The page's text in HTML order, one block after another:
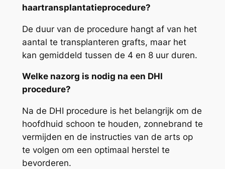
haartransplantatieprocedure?
De duur van de procedure hangt af van het
aantal te transplanteren grafts, maar het
kan gemiddeld tussen de 4 en 8 uur duren.
Welke nazorg is nodig na een DHI
procedure?
Na de DHI procedure is het belangrijk om de
hoofdhuid schoon te houden, zonnebrand te
vermijden en de instructies van de arts op
te volgen om een optimaal herstel te
bevorderen.